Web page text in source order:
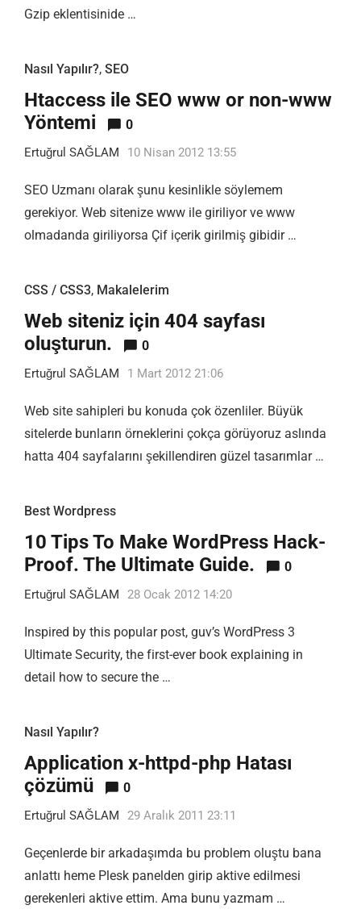
Gzip eklentisinide …
Nasıl Yapılır?, SEO
Htaccess ile SEO www or non-www
Yöntemi
0
Ertuğrul SAĞLAM 10 Nisan 2012 13:55
SEO Uzmanı olarak şunu kesinlikle söylemem
gerekiyor. Web sitenize www ile giriliyor ve www
olmadanda giriliyorsa Çif içerik girilmiş gibidir …
CSS / CSS3, Makalelerim
Web siteniz için 404 sayfası
oluşturun.
0
Ertuğrul SAĞLAM 1 Mart 2012 21:06
Web site sahipleri bu konuda çok özenliler. Büyük
sitelerde bunların örneklerini çokça görüyoruz aslında
hatta 404 sayfalarını şekillendiren güzel tasarımlar …
Best Wordpress
10 Tips To Make WordPress Hack-
Proof. The Ultimate Guide.
0
Ertuğrul SAĞLAM 28 Ocak 2012 14:20
Inspired by this popular post, guv’s WordPress 3
Ultimate Security, the first-ever book explaining in
detail how to secure the …
Nasıl Yapılır?
Application x-httpd-php Hatası
çözümü
0
Ertuğrul SAĞLAM 29 Aralık 2011 23:11
Geçenlerde bir arkadaşımda bu problem oluştu bana
anlattı heme Plesk panelden girip aktive edilmesi
gerekenleri aktive ettim. Ama bunu yazmam …